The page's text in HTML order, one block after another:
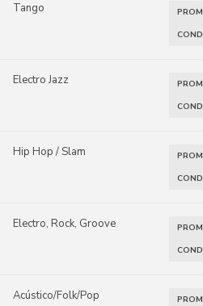
Tango
Electro Jazz
Hip Hop / Slam
Electro, Rock, Groove
Acústico/Folk/Pop